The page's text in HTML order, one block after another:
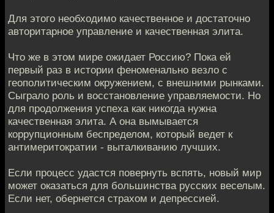
Для этого необходимо качественное и достаточно
авторитарное управление и качественная элита.
Что же в этом мире ожидает Россию? Пока ей
первый раз в истории феноменально везло с
геополитическим окружением, с внешними рынками.
Сыграло роль и восстановление управляемости. Но
для продолжения успеха как никогда нужна
качественная элита. А она вымывается
коррупционным беспределом, который ведет к
антимеритократии - выталкиванию лучших.
Если процесс удастся повернуть вспять, новый мир
может оказаться для большинства русских веселым.
Если нет, обернется страхом и депрессией.